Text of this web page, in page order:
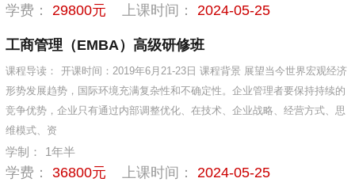
学费： 29800元 上课时间： 2024-05-25
工商管理（EMBA）高级研修班
课程导读：
开课时间：2019年6月21-23日 课程背景 展望当今世界宏观经济
形势发展趋势，国际环境充满复杂性和不确定性。企业管理者要保持持续的
竞争优势，企业只有通过内部调整优化、在技术、企业战略、经营方式、思
维模式、资
学制： 1年半
学费： 36800元 上课时间： 2024-05-25